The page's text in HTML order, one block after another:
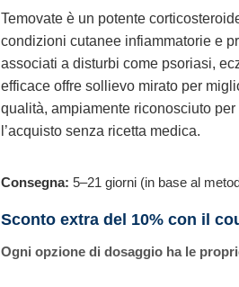
Temovate è un potente
condizioni cutanee infiammatorie e
associati a disturbi come psoriasi,
efficace offre sollievo mirato per
qualità, ampiamente riconosciuto
l’acquisto senza ricetta medica.
Consegna: 5–21 giorni (in base al
Sconto extra del 10% con il
Ogni opzione di dosaggio ha le